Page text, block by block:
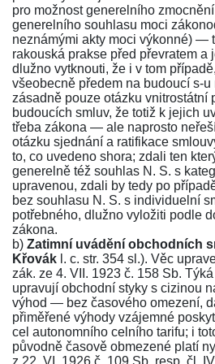
pro možnost generelního
generelního souhlasu moci
neznámými akty moci výkonné) —
rakouská prakse před převratem a
dlužno vytknouti, že i v tom
všeobecně předem na budoucí s-
zásadně pouze otázku vnitrostátní
budoucích smluv, že totiž k jejich
třeba zákona — ale naprosto
otázku sjednání a ratifikace
to, co uvedeno shora; zdali ten
generelně též souhlas N. S. s
upravenou, zdali by tedy po
bez souhlasu N. S. s individuelní
potřebného, dlužno vyložiti podle
zákona.
b) Zatimní uvádění obchodních
Křovák l. c. str. 354 sl.). Věc
zák. ze 4. VII. 1923 č. 158 Sb.
upravují obchodní styky s cizinou
výhod — bez časového omezení,
přiměřené výhody vzájemné
cel autonomního celního tarifu; i
původně časově obmezené platí
z 22. VI. 1926 č. 109 Sb. resp. čl. IV.